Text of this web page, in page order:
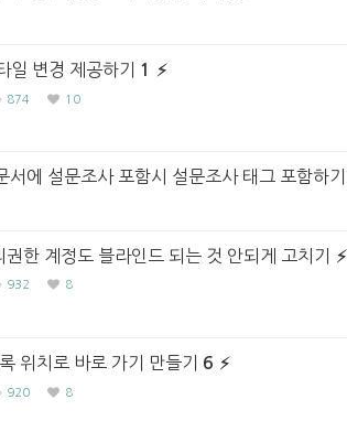
일 변경 제공하기 1
874 10
에 설문조사 포함시 설문조사 태그 포함하기
한 계정도 블라인드 되는 것 안되게 고치기
932 8
위치로 바로 가기 만들기 6
920 8